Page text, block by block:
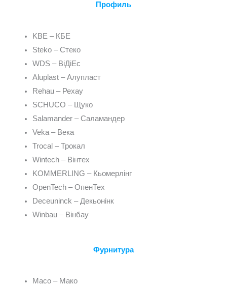
Профиль
KBE – КБЕ
Steko – Стеко
WDS – ВіДіЕс
Aluplast – Алупласт
Rehau – Рехау
SCHUCO – Щуко
Salamander – Саламандер
Veka – Века
Trocal – Трокал
Wintech – Вінтех
KOMMERLING – Кьомерлінг
OpenTech – ОпенТех
Deceuninck – Декьонінк
Winbau – Вінбау
Фурнитура
Maco – Мако